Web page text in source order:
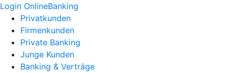
Login OnlineBanking
Privatkunden
Firmenkunden
Private Banking
Junge Kunden
Banking & Verträge